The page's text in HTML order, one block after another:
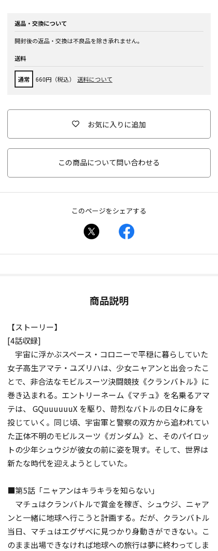
返品・交換について
開封後の返品・交換は不良品を除き承れません。
送料
通常 660円（税込） 送料について
お気に入りに追加
この商品について問い合わせる
このページをシェアする
商品説明
【ストーリー】
[4話収録]
宇宙に浮かぶスペース・コロニーで平穏に暮らしていた
女子高生アマテ・ユズリハは、少女ニャアンと出会ったこ
とで、非合法なモビルスーツ決闘競技《クランバトル》に
巻き込まれる。エントリーネーム《マチュ》を名乗るアマ
テは、 GQuuuuuuX を駆り、苛烈なバトルの日々に身を
投じていく。同じ頃、宇宙軍と警察の双方から追われてい
た正体不明のモビルスーツ《ガンダム》と、そのパイロッ
トの少年シュウジが彼女の前に姿を現す。そして、世界は
新たな時代を迎えようとしていた。
■第5話「ニャアンはキラキラを知らない」
マチュはクランバトルで賞金を稼ぎ、シュウジ、ニャア
ンと一緒に地球へ行こうと計画する。だが、クランバトル
当日、マチュはエグザベに見つかり身動きができない。こ
のまま出場できなければ地球への旅行は夢に終わってしま